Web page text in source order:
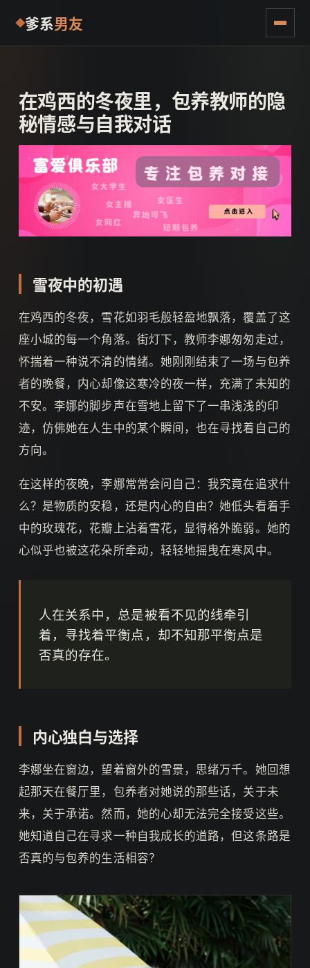
爹系男友
在鸡西的冬夜里，包养教师的隐
秘情感与自我对话
雪夜中的初遇
在鸡西的冬夜，雪花如羽毛般轻盈地飘落，覆盖了这
座小城的每一个角落。街灯下，教师李娜匆匆走过，
怀揣着一种说不清的情绪。她刚刚结束了一场与包养
者的晚餐，内心却像这寒冷的夜一样，充满了未知的
不安。李娜的脚步声在雪地上留下了一串浅浅的印
迹，仿佛她在人生中的某个瞬间，也在寻找着自己的
方向。
在这样的夜晚，李娜常常会问自己：我究竟在追求什
么？是物质的安稳，还是内心的自由？她低头看着手
中的玫瑰花，花瓣上沾着雪花，显得格外脆弱。她的
心似乎也被这花朵所牵动，轻轻地摇曳在寒风中。
人在关系中，总是被看不见的线牵引
着，寻找着平衡点，却不知那平衡点是
否真的存在。
内心独白与选择
李娜坐在窗边，望着窗外的雪景，思绪万千。她回想
起那天在餐厅里，包养者对她说的那些话，关于未
来，关于承诺。然而，她的心却无法完全接受这些。
她知道自己在寻求一种自我成长的道路，但这条路是
否真的与包养的生活相容？